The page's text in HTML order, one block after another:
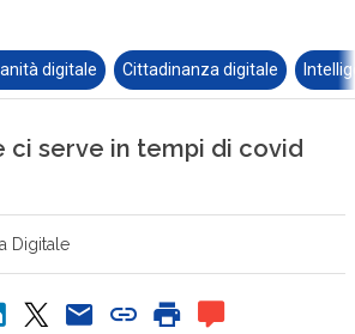
digitale Cittadinanza digitale
ci serve in tempi di covid
Digitale